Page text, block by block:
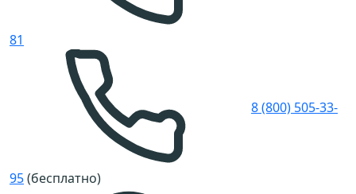
81
8 (800) 505-33-
95(бесплатно)